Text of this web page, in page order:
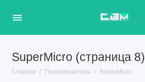
SuperMicro (страница 8)
Главная Производитель SuperMicro